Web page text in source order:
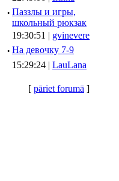
· Паззлы и игры,
школьный рюкзак
19:30:51 | gvinevere
· Hа девочку 7-9
15:29:24 | LauLana
[ pāriet forumā ]